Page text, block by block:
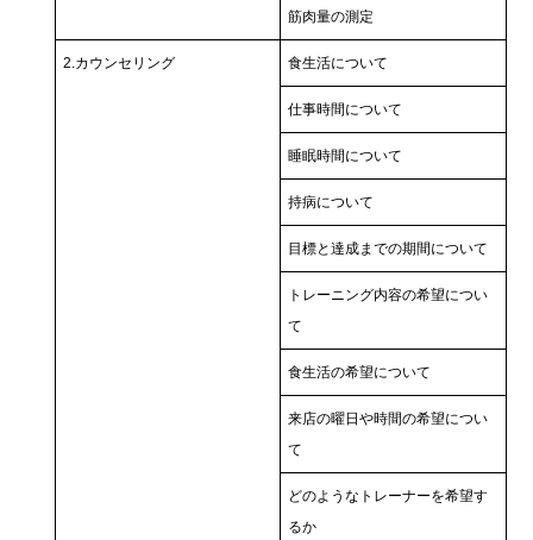
筋肉量の測定
2.カウンセリング 食生活について
仕事時間について
睡眠時間について
持病について
目標と達成までの期間について
トレーニング内容の希望につい
て
食生活の希望について
来店の曜日や時間の希望につい
て
どのようなトレーナーを希望す
るか